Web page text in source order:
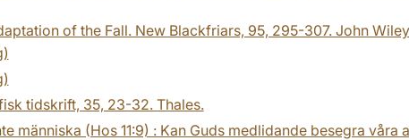
of the Fall. New Blackfriars, 95, 295-307. John
tidskrift, 35, 23-32. Thales.
människa (Hos 11:9) : Kan Guds medlidande besegra våra